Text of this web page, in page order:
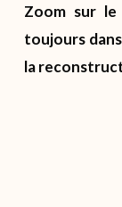
Zoom sur
toujours
la